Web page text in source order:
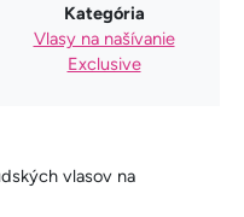
Kategória
Vlasy na našívanie
Exclusive
vlasov na